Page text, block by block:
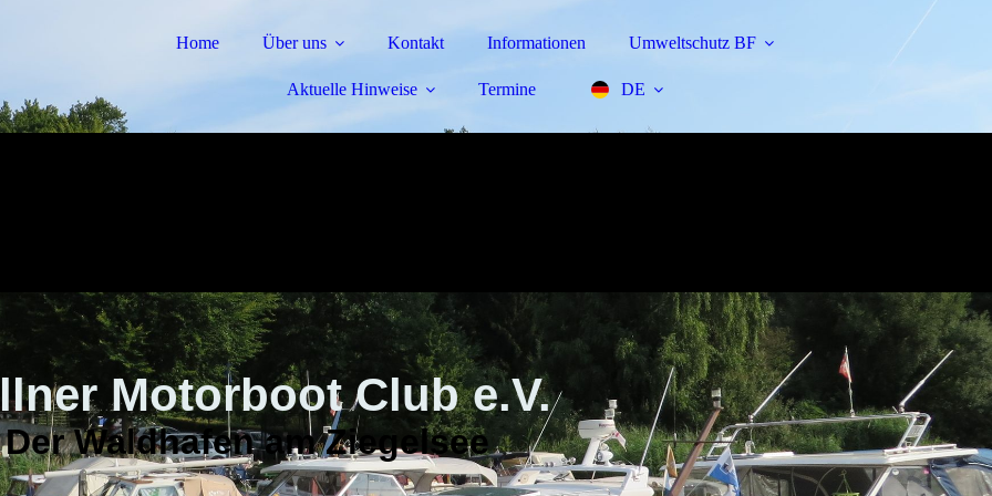
Home Über uns Kontakt Informationen Umweltschutz BF
Aktuelle Hinweise Termine DE
Motorboot Club e.V.
Der Waldhafen am Ziegelsee